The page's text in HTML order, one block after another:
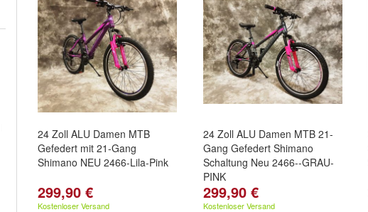
24 Zoll ALU Damen MTB
Gefedert mit 21-Gang
Shimano NEU 2466-Lila-Pink
299,90 €
Kostenloser Versand
24 Zoll ALU Damen MTB 21-
Gang Gefedert Shimano
Schaltung Neu 2466--GRAU-
PINK
299,90 €
Kostenloser Versand